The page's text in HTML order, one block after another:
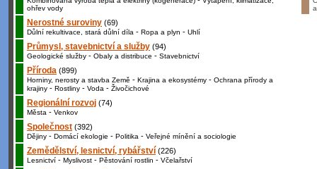
ohřev vody
Nerostné suroviny (69)
Důlní rekultivace, stará důlní díla - Ropa a plyn - Uhlí
Průmysl, stavebnictví a služby (94)
Geologické služby - Obaly a distribuce - Stavebnictví
Příroda (899)
Horniny, nerosty a stavba Země - Krajina a ekosystémy - Ochrana přírody a
krajiny - Rostliny - Voda - Živočichové
Regionální rozvoj (74)
Města - Venkov
Společnost (392)
Dějiny - Domácí ekologie - Politika - Veřejné mínění a sociologie
Zemědělství, lesnictví, rybářství (226)
Lesnictví - Myslivost - Pěstování rostlin - Včelařství